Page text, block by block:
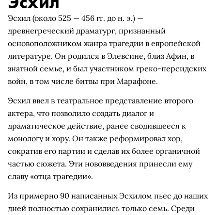
Эсхил (около 525 — 456 гг. до н. э.) —
древнегреческий драматург, признанный
основоположником жанра трагедии в европейской
литературе. Он родился в Элевсине, близ Афин, в
знатной семье, и был участником греко-персидских
войн, в том числе битвы при Марафоне.
Эсхил ввел в театральное представление второго
актера, что позволило создать диалог и
драматическое действие, ранее сводившееся к
монологу и хору. Он также реформировал хор,
сократив его партии и сделав их более органичной
частью сюжета. Эти нововведения принесли ему
славу «отца трагедии».
Из примерно 90 написанных Эсхилом пьес до наших
дней полностью сохранились только семь. Среди